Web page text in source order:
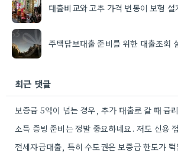
대출비교와 고추 가격 변동이 보험
주택담보대출 준비를 위한 대출조회
최근 댓글